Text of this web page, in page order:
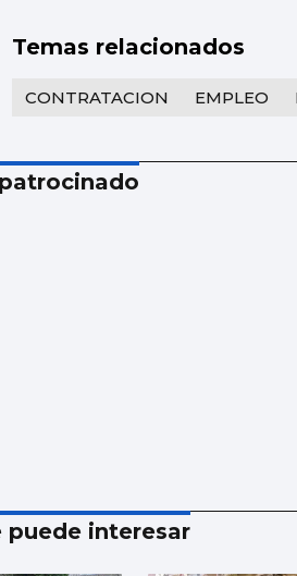
Temas relacionados
CONTRATACION EMPLEO
puede interesar